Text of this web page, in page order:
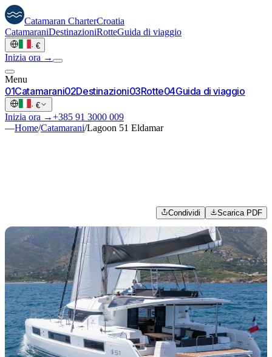
Catamaran CharterCroatia
CatamaraniDestinazioniRotteGuida di viaggio
· €
Inizia ora →
Menu
01Catamarani02Destinazioni03Rotte04Guida di viaggio
· €
Inizia ora →+385 91 3000 009
—Home/Catamarani/Lagoon 51 Eldamar
Condividi Scarica PDF